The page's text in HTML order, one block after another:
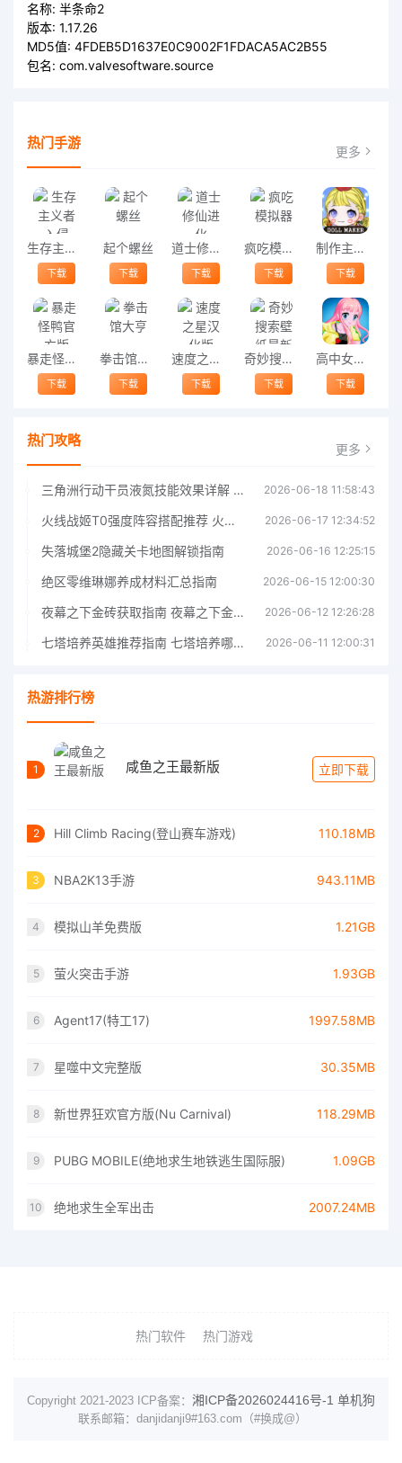
名称: 半条命2
版本: 1.17.26
MD5值: 4FDEB5D1637E0C9002F1FDACA5AC2B55
包名: com.valvesoftware.source
热门手游 更多
生存主义者入侵
下载
起个螺丝
下载
道士修仙进化
下载
疯吃模拟器
下载
制作主人公游戏(dollmaker)
下载
暴走怪鸭官方版
下载
拳击馆大亨
下载
速度之星汉化版
下载
奇妙搜索壁纸最新版
下载
高中女生装扮世界官方版
下载
热门攻略 更多
三角洲行动干员液氮技能效果详解 三角洲行动干员液氮技能介绍 2026-06-18 11:58:43
火线战姬T0强度阵容搭配推荐 火线战姬T0强度阵容哪个好 2026-06-17 12:34:52
失落城堡2隐藏关卡地图解锁指南 2026-06-16 12:25:15
绝区零维琳娜养成材料汇总指南 2026-06-15 12:00:30
夜幕之下金砖获取指南 夜幕之下金砖获取方法 2026-06-12 12:26:28
七塔培养英雄推荐指南 七塔培养哪个英雄好 2026-06-11 12:00:31
热游排行榜
1 咸鱼之王最新版 立即下载
2 Hill Climb Racing(登山赛车游戏) 110.18MB
3 NBA2K13手游 943.11MB
4 模拟山羊免费版 1.21GB
5 萤火突击手游 1.93GB
6 Agent17(特工17) 1997.58MB
7 星噬中文完整版 30.35MB
8 新世界狂欢官方版(Nu Carnival) 118.29MB
9 PUBG MOBILE(绝地求生地铁逃生国际服) 1.09GB
10 绝地求生全军出击 2007.24MB
热门软件 热门游戏
Copyright 2021-2023 ICP备案： 湘ICP备2026024416号-1 单机狗
联系邮箱：danjidanji9#163.com（#换成@）